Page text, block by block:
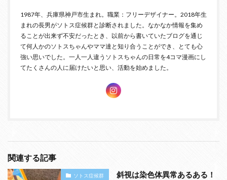
1987年、兵庫県神戸市生まれ。職業：フリーデザイナー。2018年生
まれの長男がソトス症候群と診断されました。なかなか情報を集め
ることが出来ず不安だったとき、以前から書いていたブログを通じ
て何人かのソトスちゃんやママ達と知り合うことができ、とても心
強い思いでした。一人一人違うソトスちゃんの日常を4コマ漫画にし
てたくさんの人に届けたいと思い、活動を始めました。
関連する記事
ソトス症候群
斜視は染色体異常あるある！